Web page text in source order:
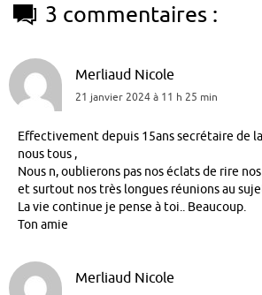
3 commentaires :
Merliaud Nicole
21 janvier 2024 à 11 h 25 min
Effectivement depuis 15ans secrétaire de
nous tous ,
Nous n, oublierons pas nos éclats de rire
et surtout nos très longues réunions au
La vie continue je pense à toi.. Beaucoup.
Ton amie
Merliaud Nicole